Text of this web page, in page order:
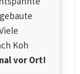
Koh
vor Ort!